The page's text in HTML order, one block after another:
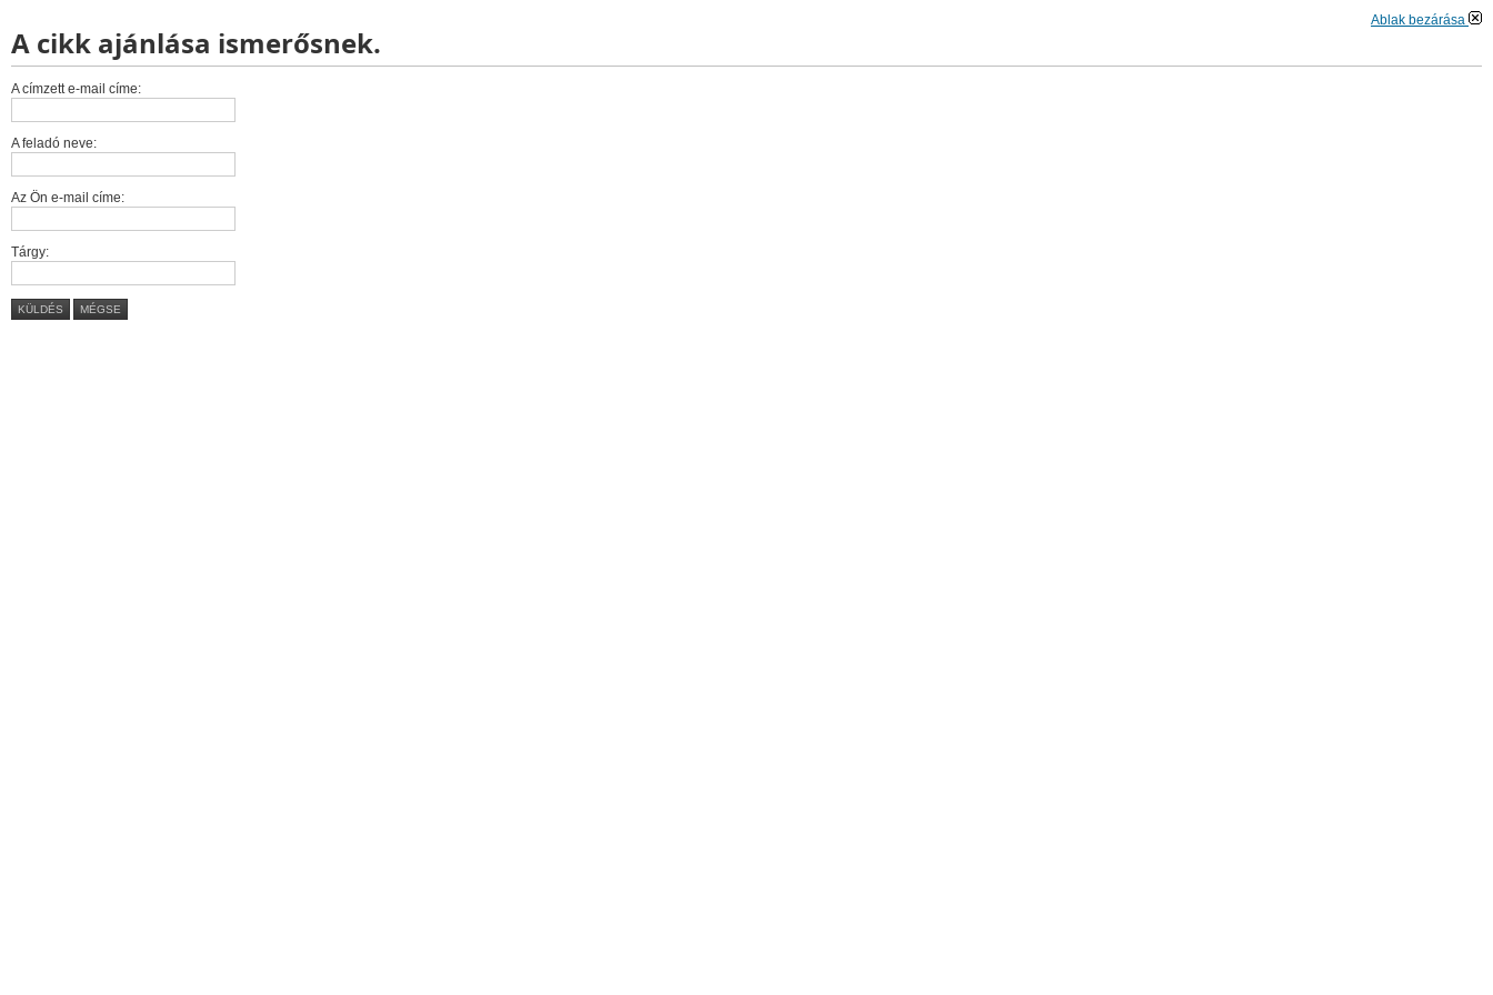
Ablak bezárása
A cikk ajánlása ismerősnek.
A címzett e-mail címe:
A feladó neve:
Az Ön e-mail címe:
Tárgy:
KÜLDÉS MÉGSE